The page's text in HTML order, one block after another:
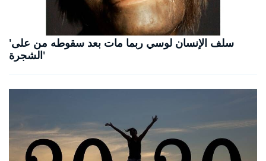
'سلف الإنسان لوسي ربما مات بعد سقوطه من على
الشجرة'